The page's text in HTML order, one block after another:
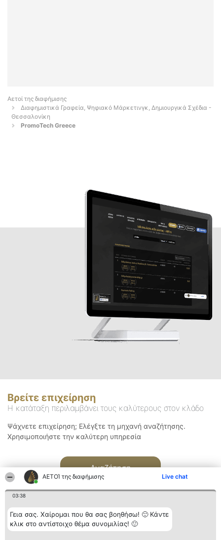
ΑΕΤΟΊ της διαφήμισης Live chat
03:38
Γεια σας. Χαίρομαι που θα σας βοηθήσω! 🙂 Κάντε
κλικ στο αντίστοιχο θέμα συνομιλίας! 🙂
Αετοί της διαφήμισης
Διαφημιστικά Γραφεία, Ψηφιακό Μάρκετινγκ, Δημιουργικά Σχέδια -
Θεσσαλονίκη
PromoTech Greece
Βρείτε επιχείρηση
Η κατάταξη περιλαμβάνει τους καλύτερους στον κλάδο
Ψάχνετε επιχείρηση; Ελέγξτε τη μηχανή αναζήτησης.
Χρησιμοποιήστε την καλύτερη υπηρεσία
Αναζήτηση